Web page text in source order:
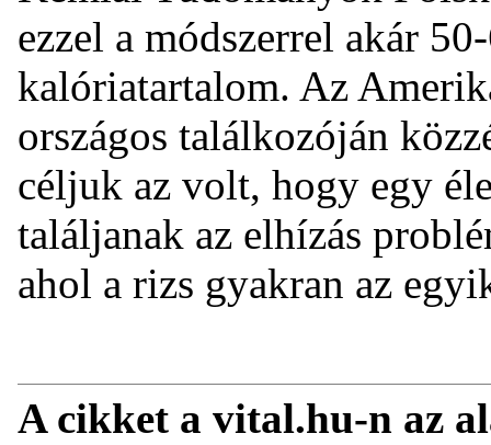
ezzel a módszerrel akár
kalóriatartalom. Az
országos találkozóján
céljuk az volt, hogy egy
találjanak az elhízás
ahol a rizs gyakran az
A cikket a vital.hu-n az